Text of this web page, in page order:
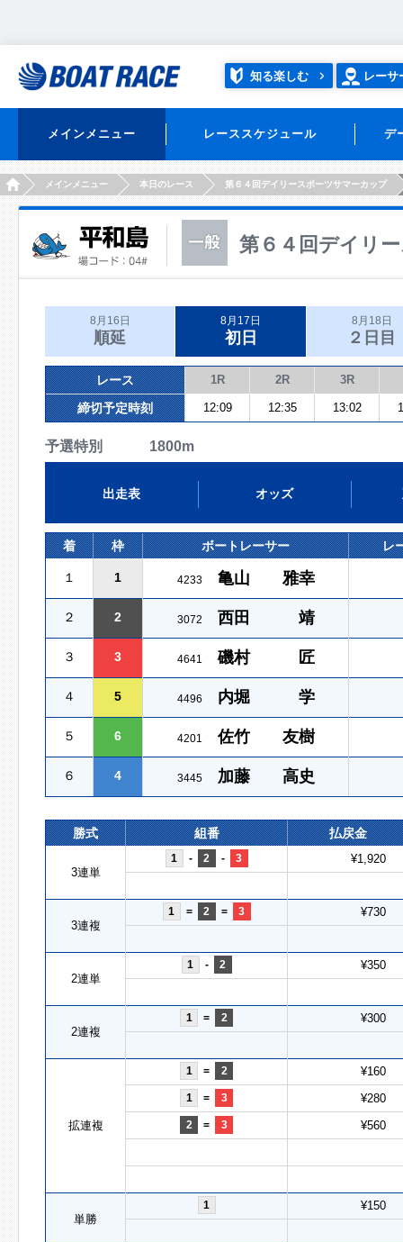
知る楽しむ レーサ
メインメニュー レーススケジュール デ
HOMEメインメニュー 本日のレース 第６４回デイリースポーツサマーカップ
第６４回デイリ
8月16日
順延
8月17日
初日
8月18日
２日目
レース 1R 2R 3R
締切予定時刻 12:09 12:35 13:02
予選特別 1800m
出走表 オッズ
着 枠 ボートレーサー レ
１ 1 4233 亀山 雅幸
２ 2 3072 西田 靖
３ 3 4641 磯村 匠
４ 5 4496 内堀 学
５ 6 4201 佐竹 友樹
６ 4 3445 加藤 高史
勝式 組番 払戻金
3連単
1 - 2 - 3 ¥1,920
3連複
1 = 2 = 3 ¥730
2連単
1 - 2 ¥350
2連複
1 = 2 ¥300
拡連複
1 = 2 ¥160
1 = 3 ¥280
2 = 3 ¥560
単勝
1 ¥150